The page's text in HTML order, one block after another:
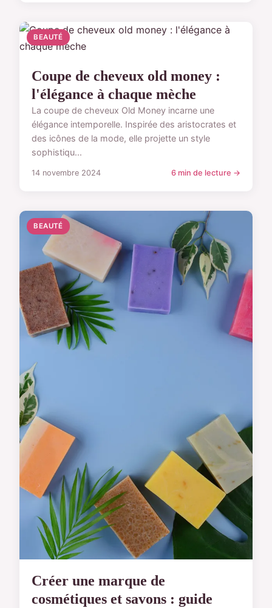
BEAUTÉ
Coupe de cheveux old money :
l'élégance à chaque mèche
La coupe de cheveux Old Money incarne une
élégance intemporelle. Inspirée des aristocrates et
des icônes de la mode, elle projette un style
sophistiqu...
14 novembre 2024 6 min de lecture →
BEAUTÉ
Créer une marque de
cosmétiques et savons : guide